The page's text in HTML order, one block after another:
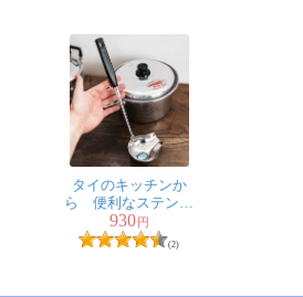
タイのキッチンか
ら 便利なステンレ
ス製の横口レードル
スープや汁物に便
930円
(2)